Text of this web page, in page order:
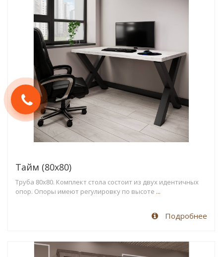
Тайм (80х80)
Труба 80х80. Комплект стола состоит из двух идентичных
опор. Опоры имеют регулировку по высоте ...
Подробнее